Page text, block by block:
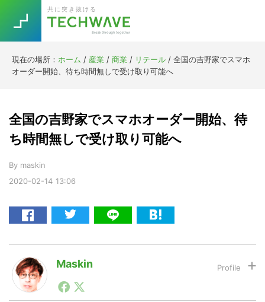
primary
navigation
main
content
primary
sidebar
footer
共に突き抜ける
現在の場所： ホーム / 産業 / 商業 / リテール / 全国の吉野家でスマホ
オーダー開始、待ち時間無しで受け取り可能へ
2020-02-14 13:06
全国の吉野家でスマホオーダー開始、待
ち時間無しで受け取り可能へ
By maskin
Maskin
1990年代初頭から記者としてまた起業家としてITスタ
ートアップ業界のハードウェアからソフトウェアの事業
TOPICS
RE:LIFE
Re:Work
AI
[Startup]
[Voice Edition]
[YouTube]
Trend 今話題の注目キーワード
5G Asana テレワーク